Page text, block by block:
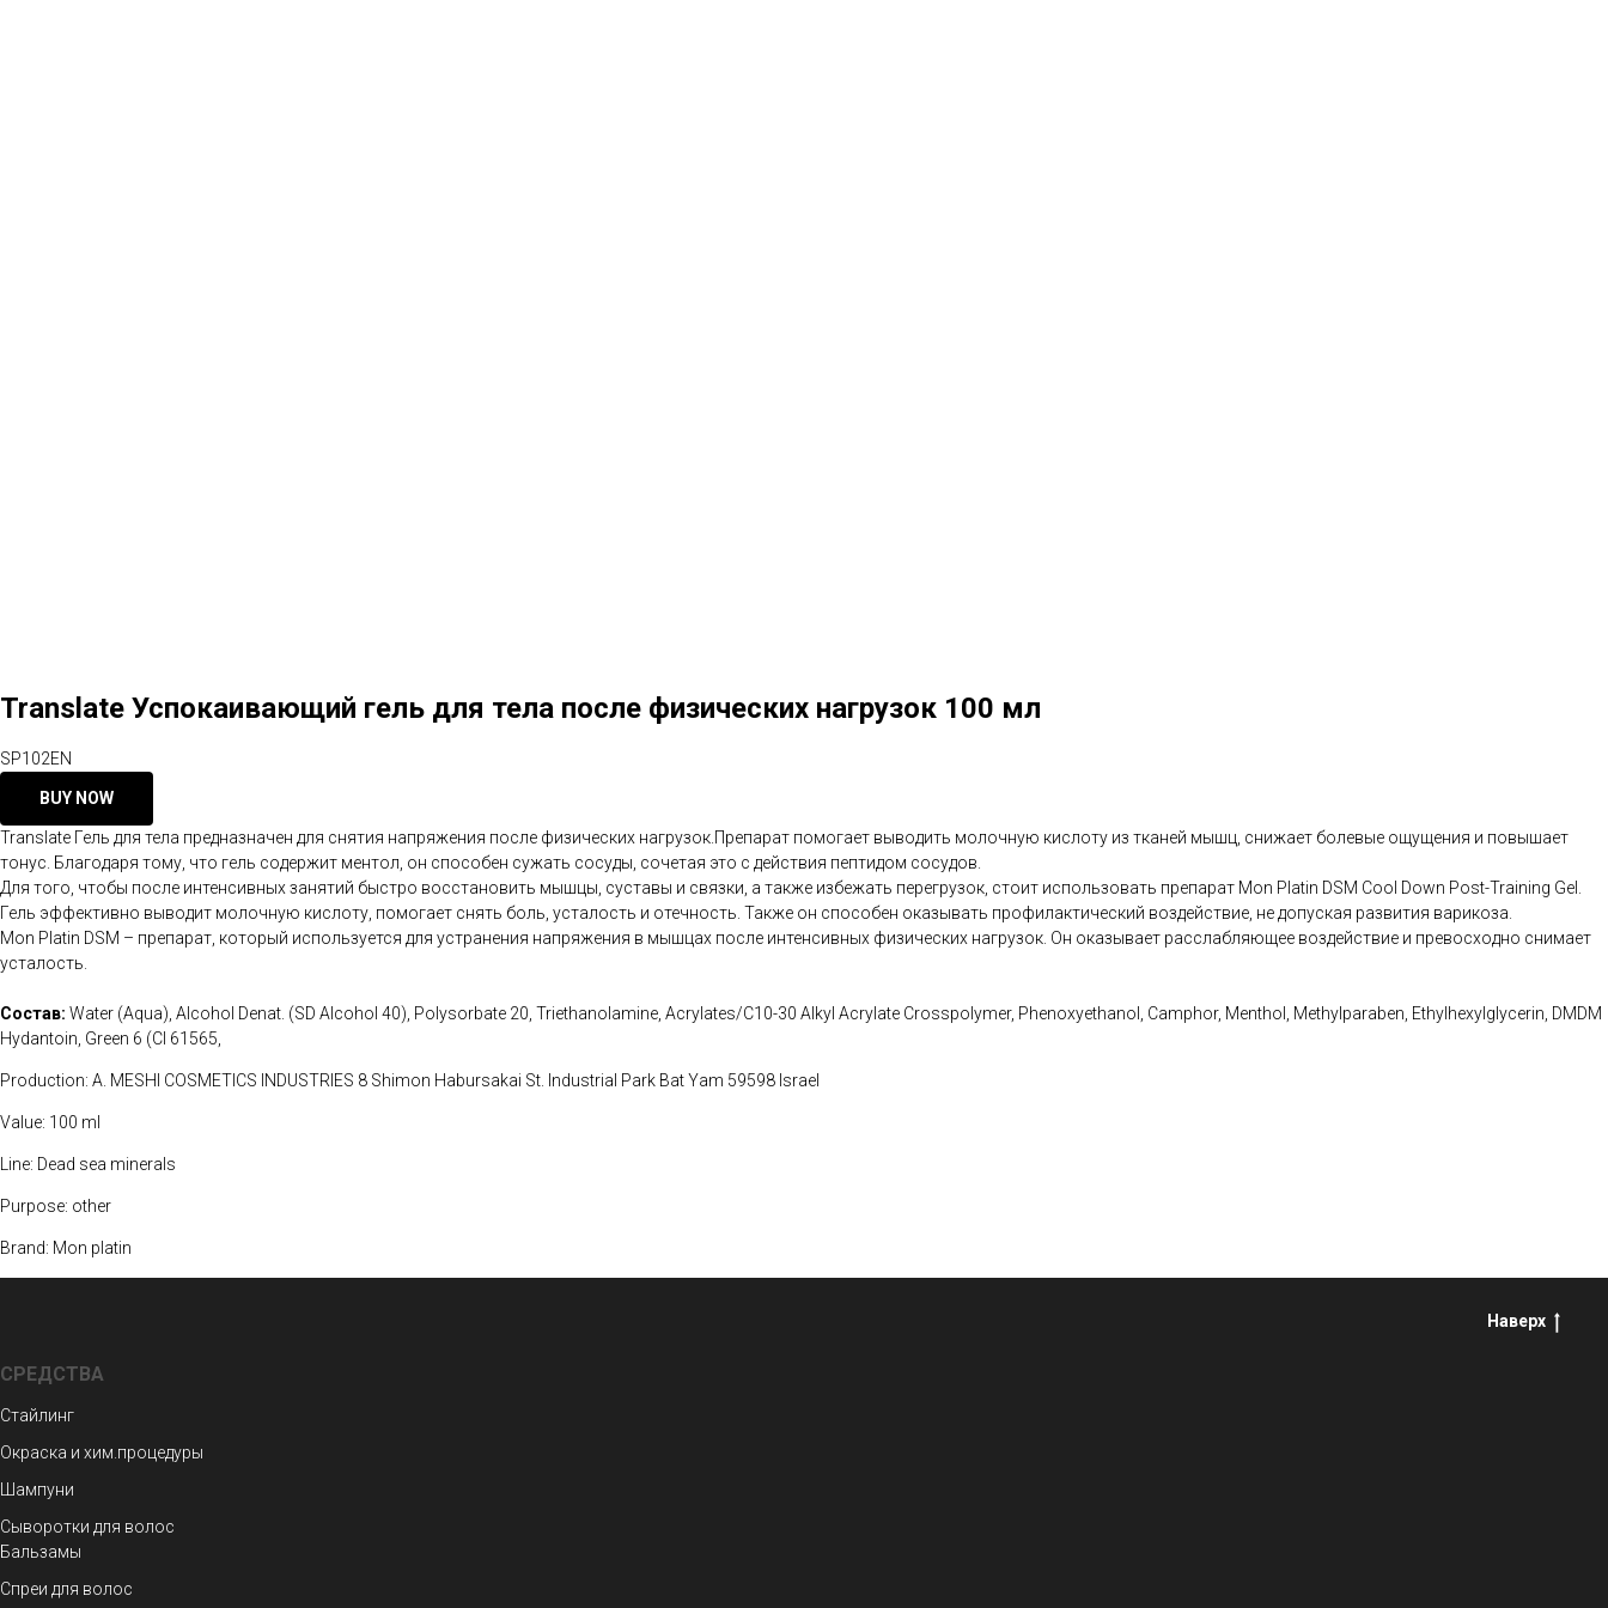
Translate Успокаивающий гель для тела после физических нагрузок 100 мл
SP102EN
BUY NOW
Translate Гель для тела предназначен для снятия напряжения после физических нагрузок.Препарат помогает выводить молочную кислоту из тканей мышц, снижает болевые ощущения и повышает
тонус. Благодаря тому, что гель содержит ментол, он способен сужать сосуды, сочетая это с действия пептидом сосудов.
Для того, чтобы после интенсивных занятий быстро восстановить мышцы, суставы и связки, а также избежать перегрузок, стоит использовать препарат Mon Platin DSM Cool Down Post-Training Gel.
Гель эффективно выводит молочную кислоту, помогает снять боль, усталость и отечность. Также он способен оказывать профилактический воздействие, не допуская развития варикоза.
Mon Platin DSM – препарат, который используется для устранения напряжения в мышцах после интенсивных физических нагрузок. Он оказывает расслабляющее воздействие и превосходно снимает
усталость.
Состав: Water (Aqua), Alcohol Denat. (SD Alcohol 40), Polysorbate 20, Triethanolamine, Acrylates/C10-30 Alkyl Acrylate Crosspolymer, Phenoxyethanol, Camphor, Menthol, Methylparaben, Ethylhexylglycerin, DMDM
Hydantoin, Green 6 (Cl 61565,
Production: A. MESHI COSMETICS INDUSTRIES 8 Shimon Habursakai St. Industrial Park Bat Yam 59598 Israel
Value: 100 ml
Line: Dead sea minerals
Purpose: other
Brand: Mon platin
Наверх
СРЕДСТВА
Стайлинг
Окраска и хим.процедуры
Шампуни
Сыворотки для волос
Бальзамы
Спреи для волос